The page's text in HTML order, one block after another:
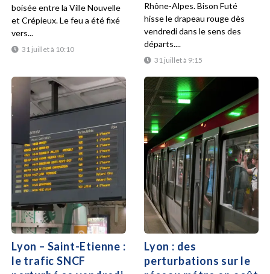
31 juillet à 10:10
boisée entre la Ville Nouvelle
et Crépieux. Le feu a été fixé
vers...
31 juillet à 9:15
Rhône-Alpes. Bison Futé
hisse le drapeau rouge dès
vendredi dans le sens des
départs....
Lyon – Saint-Etienne :
le trafic SNCF
Lyon : des
perturbations sur le